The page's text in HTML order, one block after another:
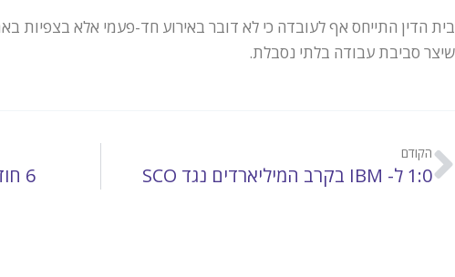
בית הדין התייחס אף לעובדה כי לא דובר באירוע חד-פעמי אלא בצפיות
שיצר סביבת עבודה בלתי נסבלת.
הקודם
1:0 ל- IBM בקרב המיליארדים נגד SCO 6 חודשי מאסר למפיץ וירוס – בישראל